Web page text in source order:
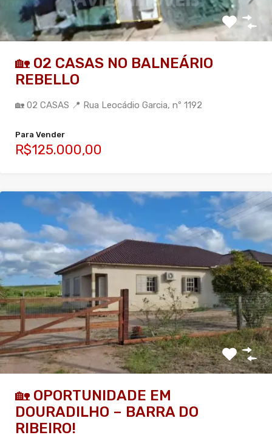
🏡 02 CASAS NO BALNEÁRIO
REBELLO
🏡 02 CASAS 📍 Rua Leocádio Garcia, nº 1192
Para Vender
R$125.000,00
🏡 OPORTUNIDADE EM
DOURADILHO – BARRA DO
RIBEIRO!